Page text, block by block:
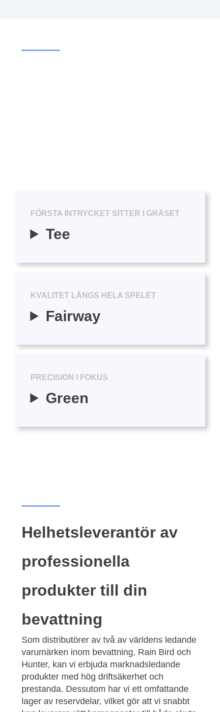
FÖRSTA INTRYCKET SITTER I GRÄSET
Tee
KVALITET LÄNGS HELA SPELET
Fairway
PRECISION I FOKUS
Green
Helhetsleverantör av
professionella
produkter till din
bevattning
Som distributörer av två av världens ledande
varumärken inom bevattning, Rain Bird och
Hunter, kan vi erbjuda marknadsledande
produkter med hög driftsäkerhet och
prestanda. Dessutom har vi ett omfattande
lager av reservdelar, vilket gör att vi snabbt